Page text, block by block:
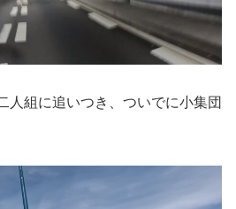
人組に追いつき、ついでに小集団